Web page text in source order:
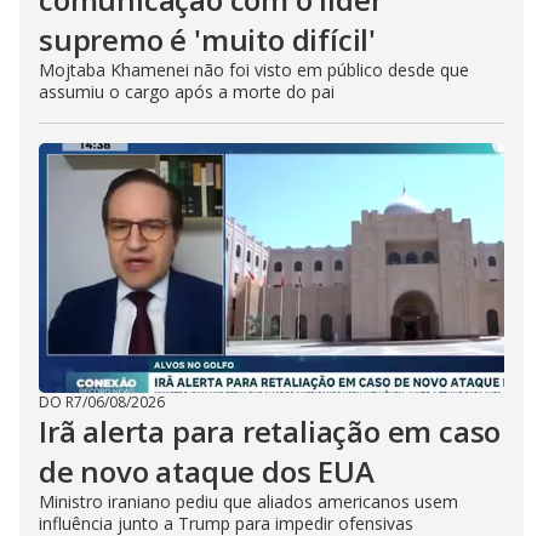
supremo é 'muito difícil'
Mojtaba Khamenei não foi visto em público desde que
assumiu o cargo após a morte do pai
DO R7/06/08/2026
Irã alerta para retaliação em caso
de novo ataque dos EUA
Ministro iraniano pediu que aliados americanos usem
influência junto a Trump para impedir ofensivas